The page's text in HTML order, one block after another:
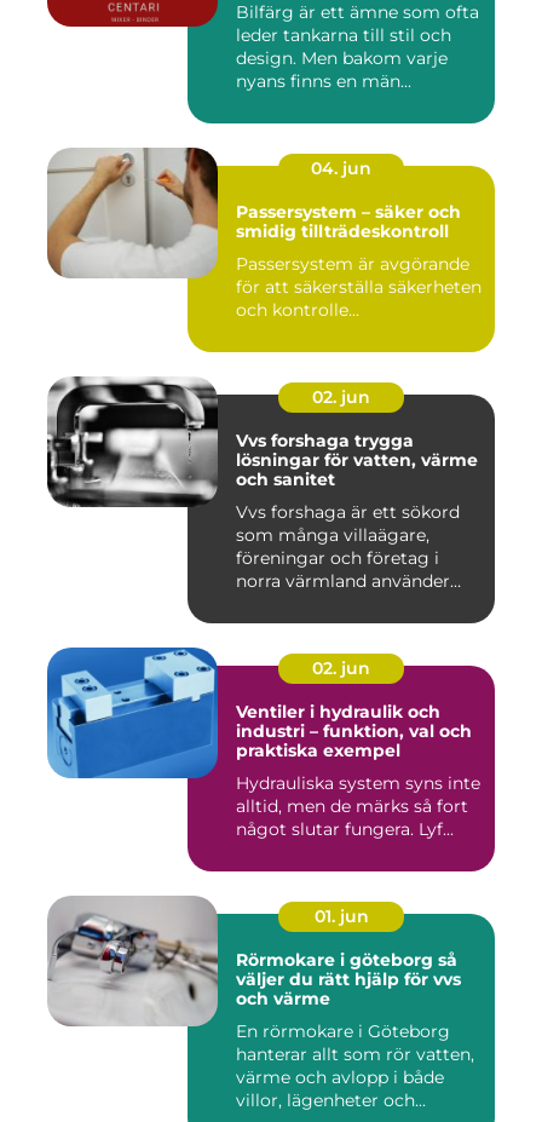
Bilfärg är ett ämne som ofta
leder tankarna till stil och
design. Men bakom varje
nyans finns en män...
04. jun
Passersystem – säker och
smidig tillträdeskontroll
Passersystem är avgörande
för att säkerställa säkerheten
och kontrolle...
02. jun
Vvs forshaga trygga
lösningar för vatten, värme
och sanitet
Vvs forshaga är ett sökord
som många villaägare,
föreningar och företag i
norra värmland använder
02. jun
Ventiler i hydraulik och
industri – funktion, val och
praktiska exempel
Hydrauliska system syns inte
alltid, men de märks så fort
något slutar fungera. Lyf...
01. jun
Rörmokare i göteborg så
väljer du rätt hjälp för vvs
och värme
En rörmokare i Göteborg
hanterar allt som rör vatten,
värme och avlopp i både
villor, lägenheter och...